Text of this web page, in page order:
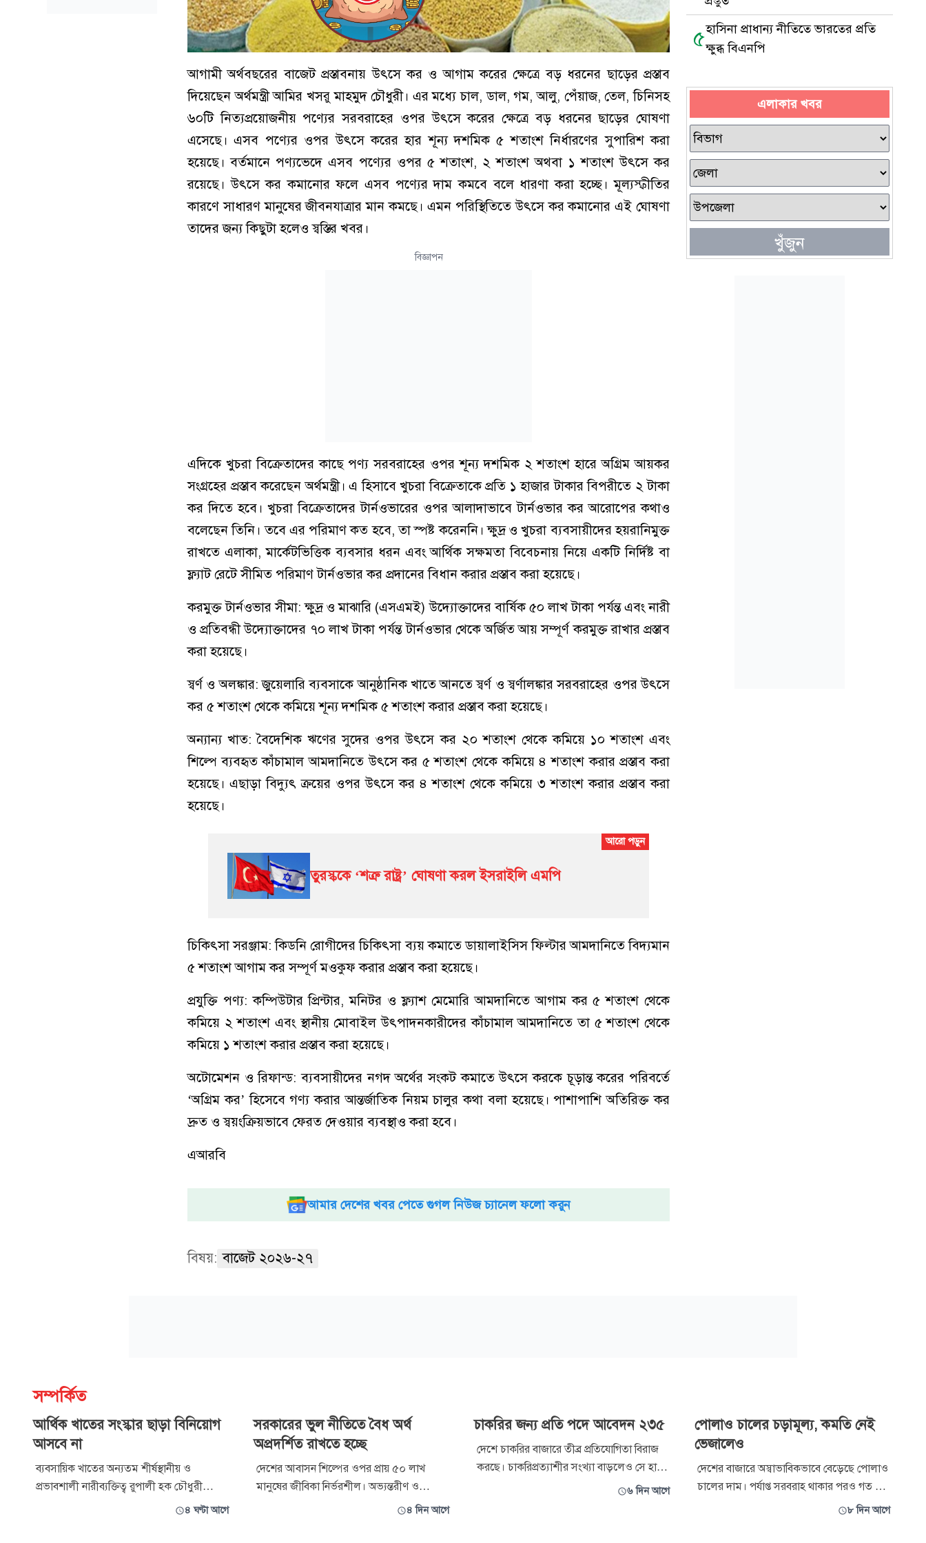
আগামী অর্থবছরের বাজেট প্রস্তাবনায় উৎসে কর ও আগাম করের ক্ষেত্রে বড় ধরনের ছাড়ের প্রস্তাব
দিয়েছেন অর্থমন্ত্রী আমির খসরু মাহমুদ চৌধুরী। এর মধ্যে চাল, ডাল, গম, আলু, পেঁয়াজ, তেল, চিনিসহ
৬০টি নিত্যপ্রয়োজনীয় পণ্যের সরবরাহের ওপর উৎসে করের ক্ষেত্রে বড় ধরনের ছাড়ের ঘোষণা
এসেছে। এসব পণ্যের ওপর উৎসে করের হার শূন্য দশমিক ৫ শতাংশ নির্ধারণের সুপারিশ করা
হয়েছে। বর্তমানে পণ্যভেদে এসব পণ্যের ওপর ৫ শতাংশ, ২ শতাংশ অথবা ১ শতাংশ উৎসে কর
রয়েছে। উৎসে কর কমানোর ফলে এসব পণ্যের দাম কমবে বলে ধারণা করা হচ্ছে। মূল্যস্ফীতির
কারণে সাধারণ মানুষের জীবনযাত্রার মান কমছে। এমন পরিস্থিতিতে উৎসে কর কমানোর এই ঘোষণা
তাদের জন্য কিছুটা হলেও স্বস্তির খবর।
বিজ্ঞাপন
এদিকে খুচরা বিক্রেতাদের কাছে পণ্য সরবরাহের ওপর শূন্য দশমিক ২ শতাংশ হারে অগ্রিম আয়কর
সংগ্রহের প্রস্তাব করেছেন অর্থমন্ত্রী। এ হিসাবে খুচরা বিক্রেতাকে প্রতি ১ হাজার টাকার বিপরীতে ২ টাকা
কর দিতে হবে। খুচরা বিক্রেতাদের টার্নওভারের ওপর আলাদাভাবে টার্নওভার কর আরোপের কথাও
বলেছেন তিনি। তবে এর পরিমাণ কত হবে, তা স্পষ্ট করেননি। ক্ষুদ্র ও খুচরা ব্যবসায়ীদের হয়রানিমুক্ত
রাখতে এলাকা, মার্কেটভিত্তিক ব্যবসার ধরন এবং আর্থিক সক্ষমতা বিবেচনায় নিয়ে একটি নির্দিষ্ট বা
ফ্ল্যাট রেটে সীমিত পরিমাণ টার্নওভার কর প্রদানের বিধান করার প্রস্তাব করা হয়েছে।
করমুক্ত টার্নওভার সীমা: ক্ষুদ্র ও মাঝারি (এসএমই) উদ্যোক্তাদের বার্ষিক ৫০ লাখ টাকা পর্যন্ত এবং নারী
ও প্রতিবন্ধী উদ্যোক্তাদের ৭০ লাখ টাকা পর্যন্ত টার্নওভার থেকে অর্জিত আয় সম্পূর্ণ করমুক্ত রাখার প্রস্তাব
করা হয়েছে।
স্বর্ণ ও অলঙ্কার: জুয়েলারি ব্যবসাকে আনুষ্ঠানিক খাতে আনতে স্বর্ণ ও স্বর্ণালঙ্কার সরবরাহের ওপর উৎসে
কর ৫ শতাংশ থেকে কমিয়ে শূন্য দশমিক ৫ শতাংশ করার প্রস্তাব করা হয়েছে।
অন্যান্য খাত: বৈদেশিক ঋণের সুদের ওপর উৎসে কর ২০ শতাংশ থেকে কমিয়ে ১০ শতাংশ এবং
শিল্পে ব্যবহৃত কাঁচামাল আমদানিতে উৎসে কর ৫ শতাংশ থেকে কমিয়ে ৪ শতাংশ করার প্রস্তাব করা
হয়েছে। এছাড়া বিদ্যুৎ ক্রয়ের ওপর উৎসে কর ৪ শতাংশ থেকে কমিয়ে ৩ শতাংশ করার প্রস্তাব করা
হয়েছে।
তুরস্ককে ‘শত্রু রাষ্ট্র’ ঘোষণা করল ইসরাইলি এমপি
চিকিৎসা সরঞ্জাম: কিডনি রোগীদের চিকিৎসা ব্যয় কমাতে ডায়ালাইসিস ফিল্টার আমদানিতে বিদ্যমান
৫ শতাংশ আগাম কর সম্পূর্ণ মওকুফ করার প্রস্তাব করা হয়েছে।
প্রযুক্তি পণ্য: কম্পিউটার প্রিন্টার, মনিটর ও ফ্ল্যাশ মেমোরি আমদানিতে আগাম কর ৫ শতাংশ থেকে
কমিয়ে ২ শতাংশ এবং স্থানীয় মোবাইল উৎপাদনকারীদের কাঁচামাল আমদানিতে তা ৫ শতাংশ থেকে
কমিয়ে ১ শতাংশ করার প্রস্তাব করা হয়েছে।
অটোমেশন ও রিফান্ড: ব্যবসায়ীদের নগদ অর্থের সংকট কমাতে উৎসে করকে চূড়ান্ত করের পরিবর্তে
‘অগ্রিম কর’ হিসেবে গণ্য করার আন্তর্জাতিক নিয়ম চালুর কথা বলা হয়েছে। পাশাপাশি অতিরিক্ত কর
দ্রুত ও স্বয়ংক্রিয়ভাবে ফেরত দেওয়ার ব্যবস্থাও করা হবে।
এআরবি
আমার দেশের খবর পেতে গুগল নিউজ চ্যানেল ফলো করুন
বিষয়: বাজেট ২০২৬-২৭
৫হাসিনা প্রাধান্য নীতিতে ভারতের প্রতি
ক্ষুব্ধ বিএনপি
এলাকার খবর
খুঁজুন
সম্পর্কিত
আর্থিক খাতের সংস্কার ছাড়া বিনিয়োগ
আসবে না
ব্যবসায়িক খাতের অন্যতম শীর্ষস্থানীয় ও
প্রভাবশালী নারীব্যক্তিত্ব রুপালী হক চৌধুরী
চতুর্থবারের মতো ফরেন ইনভেস্টরস চেম্বার অব
৪ ঘণ্টা আগে
সরকারের ভুল নীতিতে বৈধ অর্থ
অপ্রদর্শিত রাখতে হচ্ছে
দেশের আবাসন শিল্পের ওপর প্রায় ৫০ লাখ
মানুষের জীবিকা নির্ভরশীল। অভ্যন্তরীণ ও
আন্তর্জাতিক হরেক নেতিবাচক প্রভাব পড়েছে এ
৪ দিন আগে
চাকরির জন্য প্রতি পদে আবেদন ২৩৫
দেশে চাকরির বাজারে তীব্র প্রতিযোগিতা বিরাজ
করছে। চাকরিপ্রত্যাশীর সংখ্যা বাড়লেও সে হারে
বাড়ছে না শূন্যপদের সংখ্যা। একটি পদের৬ দিন আগে
পোলাও চালের চড়ামূল্য, কমতি নেই
ভেজালেও
দেশের বাজারে অস্বাভাবিকভাবে বেড়েছে পোলাও
চালের দাম। পর্যাপ্ত সরবরাহ থাকার পরও গত তিন
মাসে কেজিপ্রতি দাম বেড়েছে প্রায় ৭০ টাকা। শুধু
৮ দিন আগে